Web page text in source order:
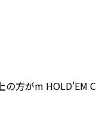
方がm HOLD'EM